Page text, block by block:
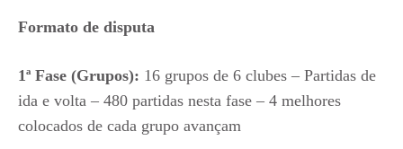
Formato de disputa
1ª Fase (Grupos): 16 grupos de 6 clubes – Partidas de
ida e volta – 480 partidas nesta fase – 4 melhores
colocados de cada grupo avançam